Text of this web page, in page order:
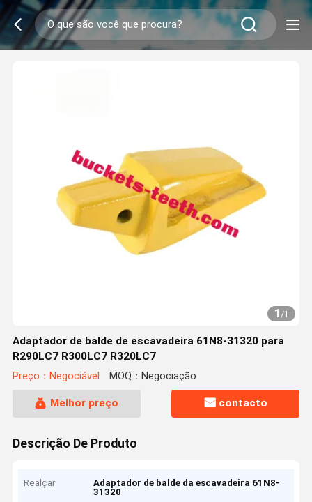
1/1
Adaptador de balde de escavadeira 61N8-31320 para
R290LC7 R300LC7 R320LC7
Preço：Negociável MOQ：Negociação
Melhor preço contacto
Descrição De Produto
Realçar
Adaptador de balde da escavadeira 61N8-
31320